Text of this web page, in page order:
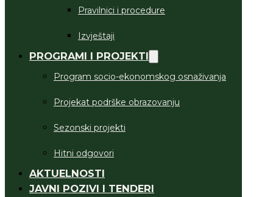
Pravilnici i procedure
Izvještaji
PROGRAMI I PROJEKTI
Program socio-ekonomskog osnaživanja
Projekat podrške obrazovanju
Sezonski projekti
Hitni odgovori
AKTUELNOSTI
JAVNI POZIVI I TENDERI